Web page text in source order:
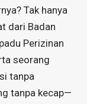
Tak hanya
dari Badan
Perizinan
seorang
tanpa
tanpa kecap—